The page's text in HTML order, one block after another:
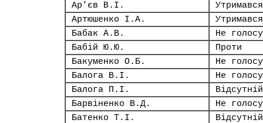
Ар’єв В.І.
Утримався
Артюшенко І.А.
Утримався
Бабак А.В.
Не
Бабій Ю.Ю.
Проти
Бакуменко О.Б.
Не
Балога В.І.
Не
Балога П.І.
Відсутній
Барвіненко В.Д.
Не
Батенко Т.І.
Відсутній